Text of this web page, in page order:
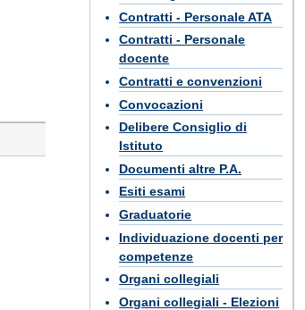
Contratti - Personale ATA
Contratti - Personale
docente
Contratti e convenzioni
Convocazioni
Delibere Consiglio di
Istituto
Documenti altre P.A.
Esiti esami
Graduatorie
Individuazione docenti per
competenze
Organi collegiali
Organi collegiali - Elezioni